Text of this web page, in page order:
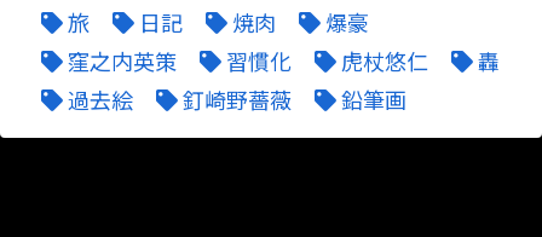
旅
日記 焼肉
爆豪
窪之内英策
習慣化 虎杖悠仁
轟
過去絵
釘崎野薔薇 鉛筆画